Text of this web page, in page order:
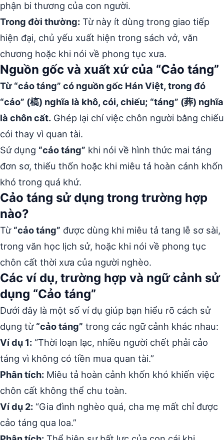
phận bi thương của con người.
Trong đời thường: Từ này ít dùng trong giao tiếp
hiện đại, chủ yếu xuất hiện trong sách vở, văn
chương hoặc khi nói về phong tục xưa.
Nguồn gốc và xuất xứ của “Cảo táng”
Từ “cảo táng” có nguồn gốc Hán Việt, trong đó
“cảo” (槁) nghĩa là khô, cói, chiếu; “táng” (葬) nghĩa
là chôn cất. Ghép lại chỉ việc chôn người bằng chiếu
cói thay vì quan tài.
Sử dụng “cảo táng” khi nói về hình thức mai táng
đơn sơ, thiếu thốn hoặc khi miêu tả hoàn cảnh khốn
khó trong quá khứ.
Cảo táng sử dụng trong trường hợp
nào?
Từ “cảo táng” được dùng khi miêu tả tang lễ sơ sài,
trong văn học lịch sử, hoặc khi nói về phong tục
chôn cất thời xưa của người nghèo.
Các ví dụ, trường hợp và ngữ cảnh sử
dụng “Cảo táng”
Dưới đây là một số ví dụ giúp bạn hiểu rõ cách sử
dụng từ “cảo táng” trong các ngữ cảnh khác nhau:
Ví dụ 1: “Thời loạn lạc, nhiều người chết phải cảo
táng vì không có tiền mua quan tài.”
Phân tích: Miêu tả hoàn cảnh khốn khó khiến việc
chôn cất không thể chu toàn.
Ví dụ 2: “Gia đình nghèo quá, cha mẹ mất chỉ được
cảo táng qua loa.”